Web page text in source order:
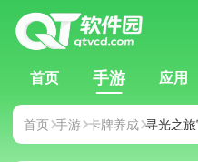
首页 手游 应用
首页 手游 卡牌养成 寻光之